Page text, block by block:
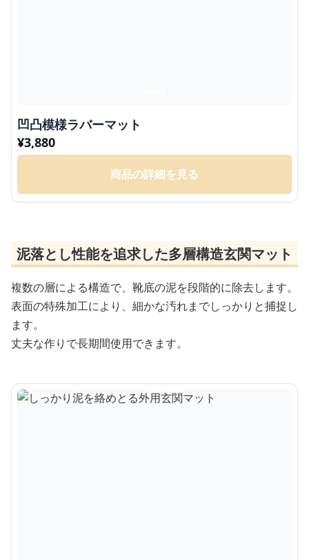
凹凸模様ラバーマット
¥3,880
商品の詳細を見る
泥落とし性能を追求した多層構造玄関マット
複数の層による構造で、靴底の泥を段階的に除去します。
表面の特殊加工により、細かな汚れまでしっかりと捕捉し
ます。
丈夫な作りで長期間使用できます。